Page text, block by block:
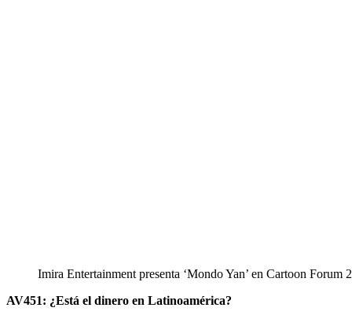
Imira Entertainment presenta ‘Mondo Yan’ en Cartoon Forum
AV451: ¿Está el dinero en Latinoamérica?